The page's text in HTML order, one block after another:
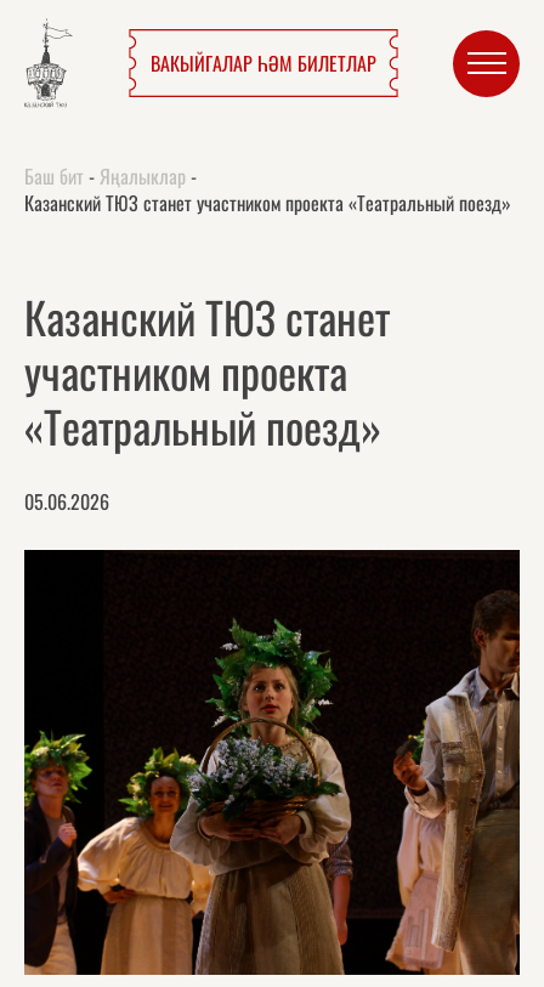
ВАКЫЙГАЛАР ҺӘМ БИЛЕТЛАР
Баш бит -Яңалыклар-
Казанский ТЮЗ станет участником проекта «Театральный поезд»
Казанский ТЮЗ станет
участником проекта
«Театральный поезд»
05.06.2026